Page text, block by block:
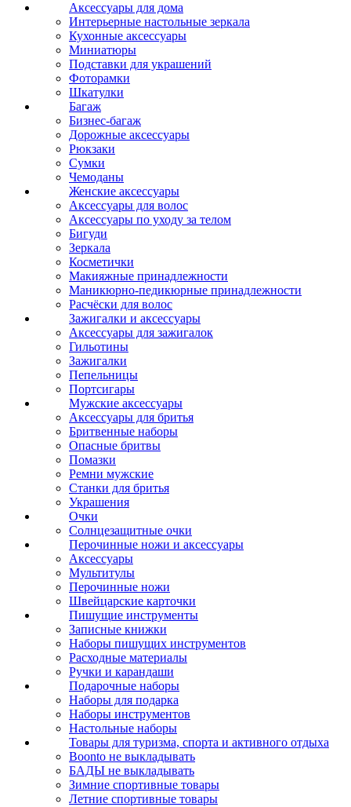
Аксессуары для дома
Интерьерные настольные зеркала
Кухонные аксессуары
Миниатюры
Подставки для украшений
Фоторамки
Шкатулки
Багаж
Бизнес-багаж
Дорожные аксессуары
Рюкзаки
Сумки
Чемоданы
Женские аксессуары
Аксессуары для волос
Аксессуары по уходу за телом
Бигуди
Зеркала
Косметички
Макияжные принадлежности
Маникюрно-педикюрные принадлежности
Расчёски для волос
Зажигалки и аксессуары
Аксессуары для зажигалок
Гильотины
Зажигалки
Пепельницы
Портсигары
Мужские аксессуары
Аксессуары для бритья
Бритвенные наборы
Опасные бритвы
Помазки
Ремни мужские
Станки для бритья
Украшения
Очки
Солнцезащитные очки
Перочинные ножи и аксессуары
Аксессуары
Мультитулы
Перочинные ножи
Швейцарские карточки
Пишущие инструменты
Записные книжки
Наборы пишущих инструментов
Расходные материалы
Ручки и карандаши
Подарочные наборы
Наборы для подарка
Наборы инструментов
Настольные наборы
Товары для туризма, спорта и активного отдыха
Boonto не выкладывать
БАДЫ не выкладывать
Зимние спортивные товары
Летние спортивные товары